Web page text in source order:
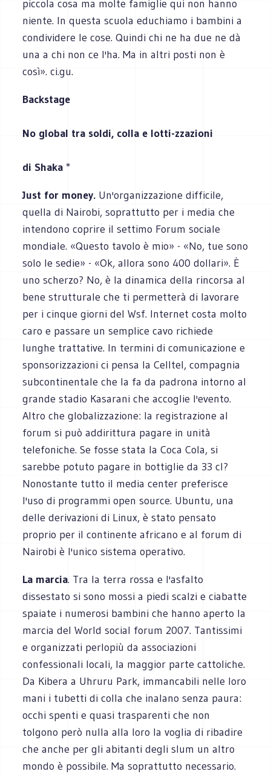
piccola cosa ma molte famiglie qui non hanno
niente. In questa scuola educhiamo i bambini a
condividere le cose. Quindi chi ne ha due ne dà
una a chi non ce l'ha. Ma in altri posti non è
così». ci.gu.
Backstage
No global tra soldi, colla e lotti-zzazioni
di Shaka *
Just for money. Un'organizzazione difficile,
quella di Nairobi, soprattutto per i media che
intendono coprire il settimo Forum sociale
mondiale. «Questo tavolo è mio» - «No, tue sono
solo le sedie» - «Ok, allora sono 400 dollari». È
uno scherzo? No, è la dinamica della rincorsa al
bene strutturale che ti permetterà di lavorare
per i cinque giorni del Wsf. Internet costa molto
caro e passare un semplice cavo richiede
lunghe trattative. In termini di comunicazione e
sponsorizzazioni ci pensa la Celltel, compagnia
subcontinentale che la fa da padrona intorno al
grande stadio Kasarani che accoglie l'evento.
Altro che globalizzazione: la registrazione al
forum si può addirittura pagare in unità
telefoniche. Se fosse stata la Coca Cola, si
sarebbe potuto pagare in bottiglie da 33 cl?
Nonostante tutto il media center preferisce
l'uso di programmi open source. Ubuntu, una
delle derivazioni di Linux, è stato pensato
proprio per il continente africano e al forum di
Nairobi è l'unico sistema operativo.
La marcia. Tra la terra rossa e l'asfalto
dissestato si sono mossi a piedi scalzi e ciabatte
spaiate i numerosi bambini che hanno aperto la
marcia del World social forum 2007. Tantissimi
e organizzati perlopiù da associazioni
confessionali locali, la maggior parte cattoliche.
Da Kibera a Uhruru Park, immancabili nelle loro
mani i tubetti di colla che inalano senza paura:
occhi spenti e quasi trasparenti che non
tolgono però nulla alla loro la voglia di ribadire
che anche per gli abitanti degli slum un altro
mondo è possibile. Ma soprattutto necessario.